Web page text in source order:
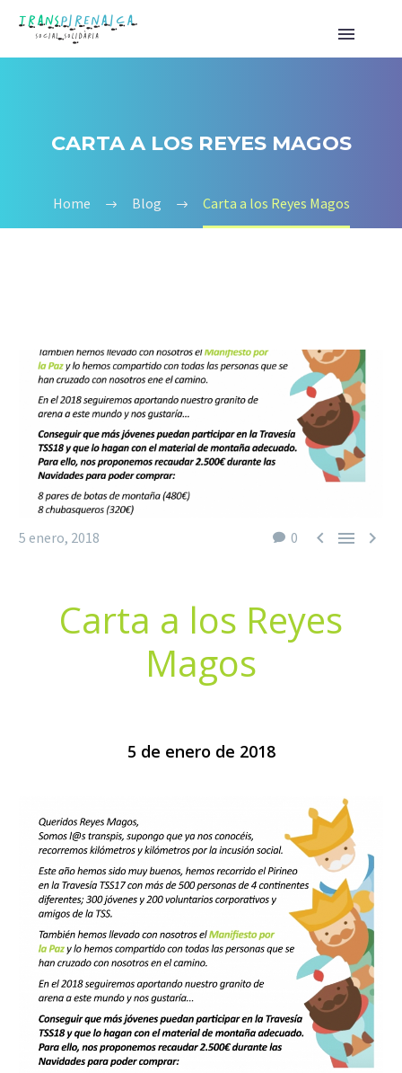
CARTA A LOS REYES MAGOS
Home Blog Carta a los Reyes Magos
0   
5 enero, 2018
Carta a los Reyes
Magos
5 de enero de 2018